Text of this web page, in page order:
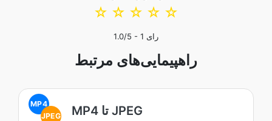
☆
☆
☆
☆
☆
1.0/5 - 1 رای
راهپیمایی‌های مرتبط
MP4
JPEG
MP4 تا JPEG